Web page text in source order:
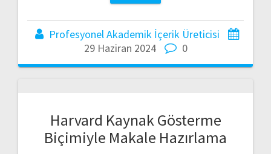
Profesyonel Akademik İçerik Üreticisi
29 Haziran 2024
0
Harvard Kaynak Gösterme
Biçimiyle Makale Hazırlama